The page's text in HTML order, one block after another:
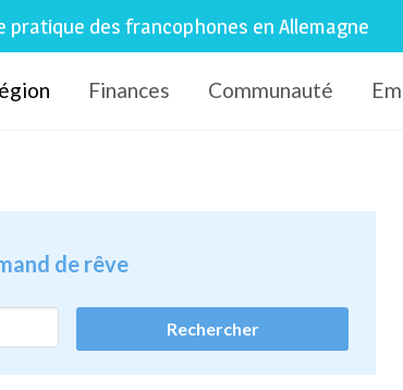
pratique des francophones en Allemagne
Finances Communauté
de rêve